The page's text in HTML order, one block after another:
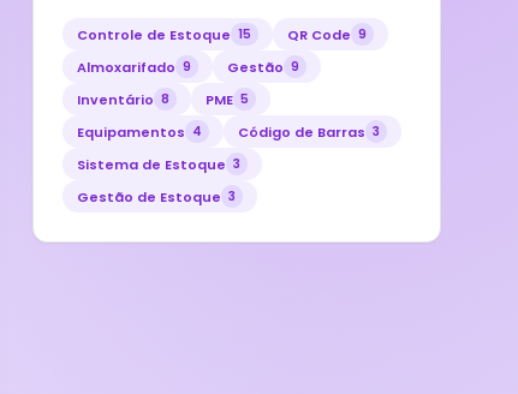
Controle de Estoque 15 QR Code 9
Almoxarifado 9 Gestão 9
Inventário 8 PME 5
Equipamentos 4 Código de Barras 3
Sistema de Estoque 3
Gestão de Estoque 3